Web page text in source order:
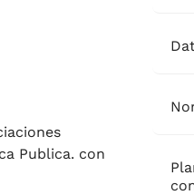
Publica. con